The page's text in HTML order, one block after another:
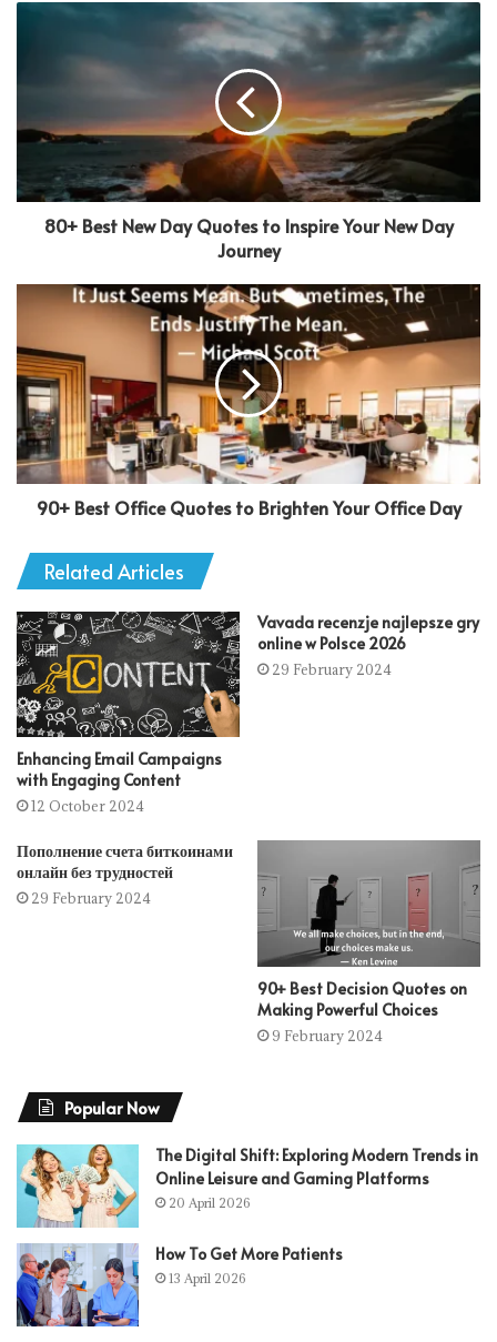
80+ Best New Day Quotes to Inspire Your New Day
Journey
90+ Best Office Quotes to Brighten Your Office Day
Related Articles
Enhancing Email Campaigns
with Engaging Content
12 October 2024
Vavada recenzje najlepsze gry
online w Polsce 2026
29 February 2024
Пополнение счета биткоинами
онлайн без трудностей
29 February 2024
90+ Best Decision Quotes on
Making Powerful Choices
9 February 2024
Popular Now
The Digital Shift: Exploring Modern Trends in
Online Leisure and Gaming Platforms
20 April 2026
How To Get More Patients
13 April 2026